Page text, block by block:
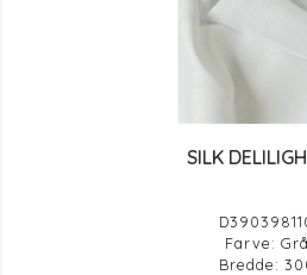
SILK
Farve: Grå
Bredde: